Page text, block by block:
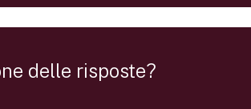
delle risposte?